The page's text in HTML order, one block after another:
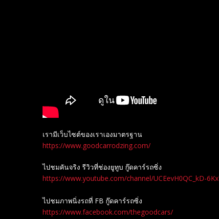
เรามีเว็บไซต์ของเราเองมาตรฐาน
https://www.goodcarrodzing.com/
ไปชมคันจริง รีวิวที่ช่องยู​ทูบ​ กู๊ดคาร์รถซิ่ง
https://www.youtube.com/channel/UCEevH0QC_kD-
ไปชมภาพนิ่งรถที่ FB กู๊ดคาร์รถซิ่ง
https://www.facebook.com/thegoodcars/